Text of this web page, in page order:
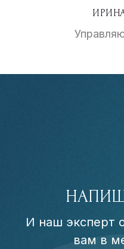
И наш эксперт
вам в